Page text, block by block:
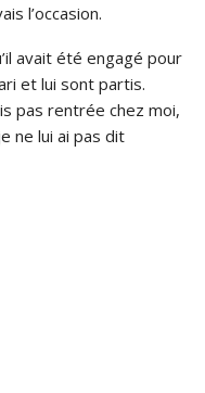
l’occasion.
avait été engagé pour
et lui sont partis.
pas rentrée chez moi,
ne lui ai pas dit